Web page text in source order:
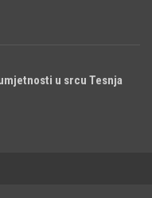
u srcu Tesnja